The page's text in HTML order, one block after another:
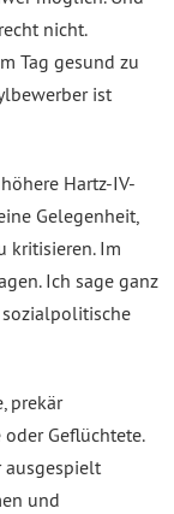
nicht.
Tag gesund zu
ist
Hartz-IV-
Gelegenheit,
kritisieren. Im
Ich sage ganz
prekär
Geflüchtete.
ausgespielt
und